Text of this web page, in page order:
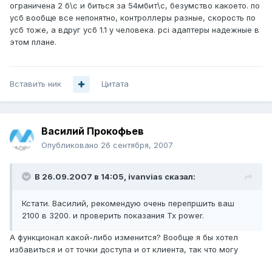
ограничена 2 б\с и биться за 54мбит\с, безумство какоето. по
усб вообще все непонятно, контроллеры разные, скорость по
усб тоже, а вдруг усб 1.1 у человека. pci адаптеры надежные в
этом плане.
Вставить ник Цитата
Василий Прокофьев
Опубликовано 26 сентября, 2007
В 26.09.2007 в 14:05, ivanvias сказал:
Кстати. Василий, рекомендую очень перепршить ваш
2100 в 3200. и проверить показания Tx power.
А функционал какой-либо изменится? Вообще я бы хотел
избавиться и от точки доступа и от клиента, так что могу